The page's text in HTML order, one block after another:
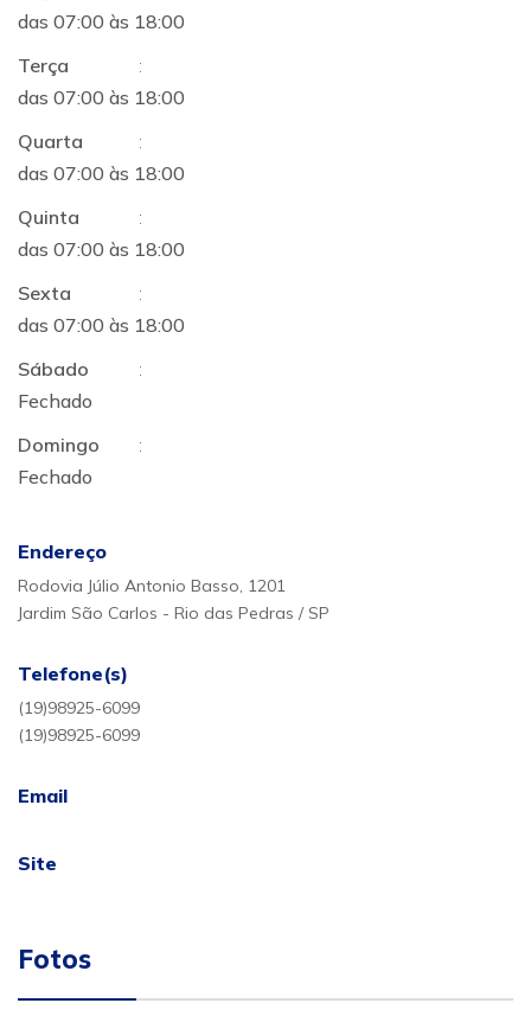
das 07:00 às 18:00
Terça
:
das 07:00 às 18:00
Quarta
:
das 07:00 às 18:00
Quinta
:
das 07:00 às 18:00
Sexta
:
das 07:00 às 18:00
Sábado
:
Fechado
Domingo
:
Fechado
Endereço
Rodovia Júlio Antonio Basso, 1201
Jardim São Carlos - Rio das Pedras / SP
Telefone(s)
(19)98925-6099
(19)98925-6099
Email
Site
Fotos